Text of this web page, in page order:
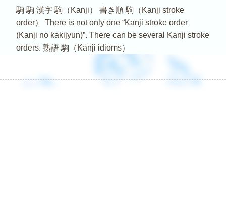
駒 駒 漢字 駒（Kanji） 書き順 駒（Kanji stroke
order） There is not only one “Kanji stroke order
(Kanji no kakijyun)”. There can be several Kanji stroke
orders. 熟語 駒（Kanji idioms）